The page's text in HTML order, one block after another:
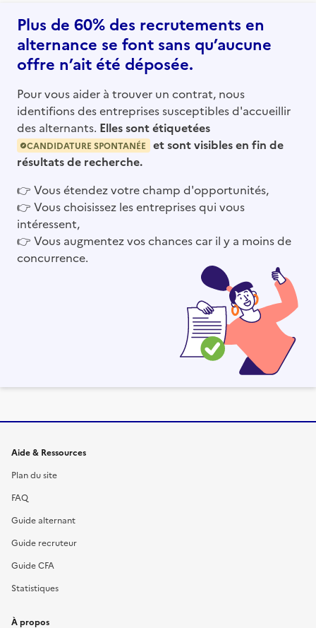
Plus de 60% des recrutements en
alternance se font sans qu’aucune
offre n’ait été déposée.
Pour vous aider à trouver un contrat, nous
identifions des entreprises susceptibles d'accueillir
des alternants. Elles sont étiquetées
CANDIDATURE SPONTANÉE
et sont visibles en fin de
résultats de recherche.
👉 Vous étendez votre champ d'opportunités,
👉 Vous choisissez les entreprises qui vous
intéressent,
👉 Vous augmentez vos chances car il y a moins de
concurrence.
Informations et liens du site
Aide & Ressources
Plan du site
FAQ
Guide alternant
Guide recruteur
Guide CFA
Statistiques
À propos